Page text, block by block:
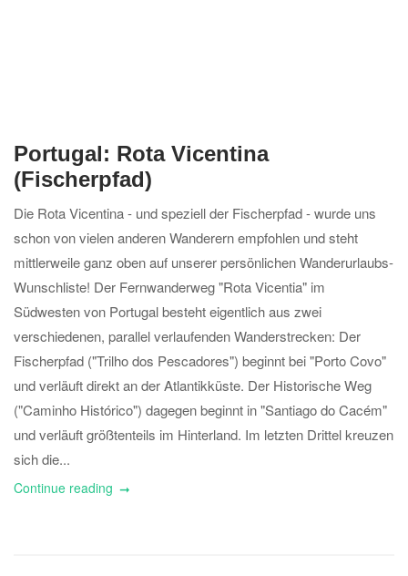
Portugal: Rota Vicentina
(Fischerpfad)
Die Rota Vicentina - und speziell der Fischerpfad - wurde uns
schon von vielen anderen Wanderern empfohlen und steht
mittlerweile ganz oben auf unserer persönlichen Wanderurlaubs-
Wunschliste! Der Fernwanderweg "Rota Vicentia" im
Südwesten von Portugal besteht eigentlich aus zwei
verschiedenen, parallel verlaufenden Wanderstrecken: Der
Fischerpfad ("Trilho dos Pescadores") beginnt bei "Porto Covo"
und verläuft direkt an der Atlantikküste. Der Historische Weg
("Caminho Histórico") dagegen beginnt in "Santiago do Cacém"
und verläuft größtenteils im Hinterland. Im letzten Drittel kreuzen
sich die...
Continue reading